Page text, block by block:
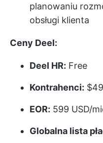
planowaniu
obsługi klienta
Ceny Deel:
Deel HR: Free
Kontrahenci:
EOR: 599 USD/
Globalna lista